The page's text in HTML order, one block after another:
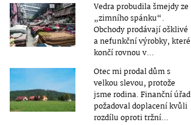
Vedra probudila šmejdy ze
„zimního spánku“.
Obchody prodávají ošklivé
a nefunkční výrobky, které
končí rovnou v...
Otec mi prodal dům s
velkou slevou, protože
jsme rodina. Finanční úřad
požadoval doplacení kvůli
rozdílu oproti tržní...